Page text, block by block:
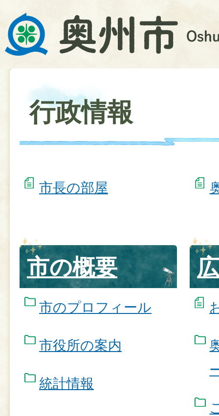
行政情報
市長の部屋
市の概要
市のプロフィール
市役所の案内
統計情報